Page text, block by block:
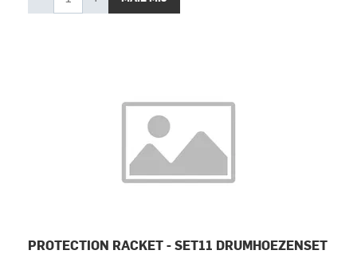
PROTECTION RACKET - SET11 DRUMHOEZENSET